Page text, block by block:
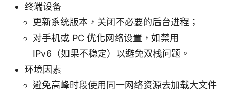
终端设备
更新系统版本，关闭不必要的后台进程；
对手机或 PC 优化网络设置，如禁用
IPv6（如果不稳定）以避免双栈问题。
环境因素
避免高峰时段使用同一网络资源去加载大文件